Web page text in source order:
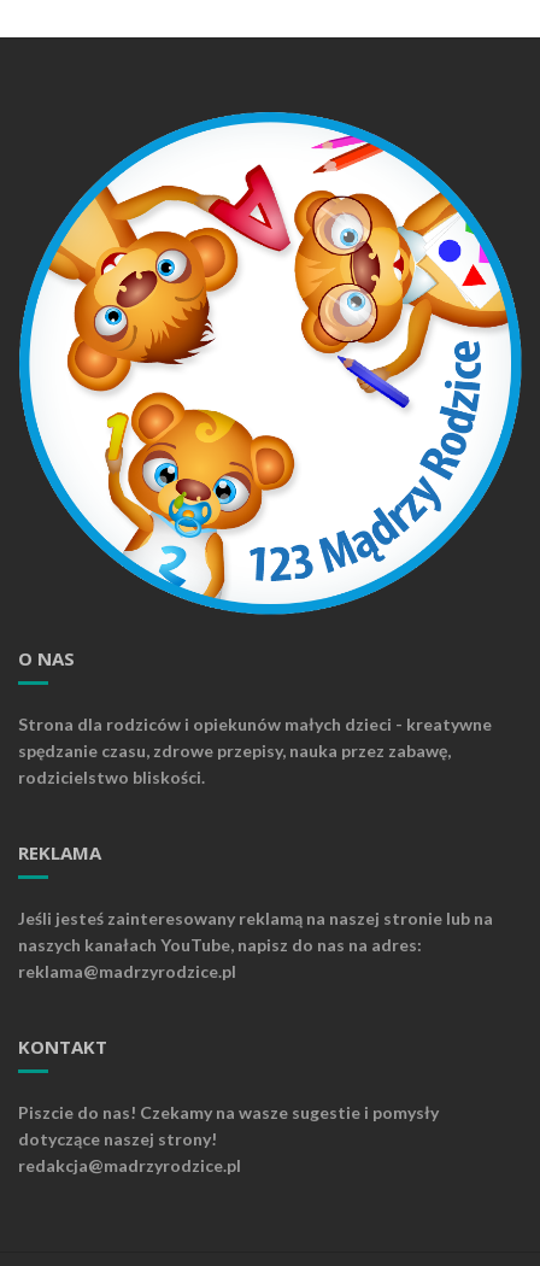
O NAS
Strona dla rodziców i opiekunów małych dzieci - kreatywne
spędzanie czasu, zdrowe przepisy, nauka przez zabawę,
rodzicielstwo bliskości.
REKLAMA
Jeśli jesteś zainteresowany reklamą na naszej stronie lub na
naszych kanałach YouTube, napisz do nas na adres:
reklama@madrzyrodzice.pl
KONTAKT
Piszcie do nas! Czekamy na wasze sugestie i pomysły
dotyczące naszej strony!
redakcja@madrzyrodzice.pl